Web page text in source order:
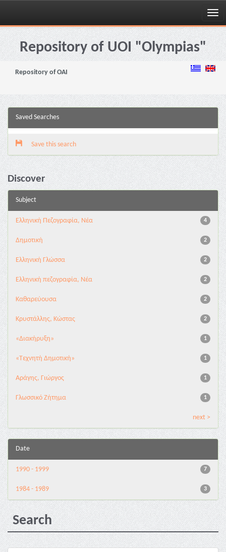
Skip
navigationRepository of UOI "Olympias"
Repository of OAI
Saved Searches
Save this search
Discover
Subject
4
Ελληνική Πεζογραφία, Νέα
2
Δημοτική
2
Ελληνική Γλώσσα
2
Ελληνική πεζογραφία, Νέα
2
Καθαρεύουσα
2
Κρυστάλλης, Κώστας
1
«Διακήρυξη»
1
«Τεχνητή Δημοτική»
1
Αράγης, Γιώργος
1
Γλωσσικό Ζήτημα
next >
Date
7
1990 - 1999
3
1984 - 1989
Search